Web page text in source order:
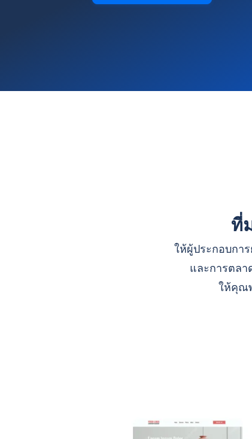
ที่
ให้ผู้ประกอบการ
และการตลา
ให้คุณ